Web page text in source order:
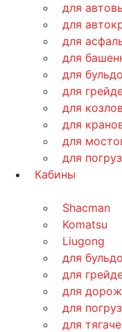
для
для
для
для
для
для
для
для
для
для
Кабины
Shacman
Komatsu
Liugong
для
для
для
для
для